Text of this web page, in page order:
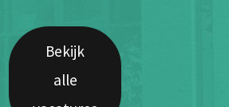
Bekijk
alle